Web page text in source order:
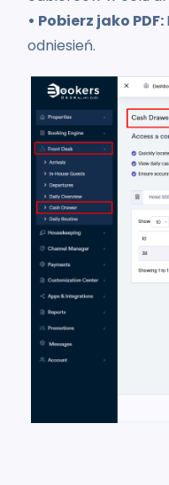
• Pobierz jako PDF:
odniesień.